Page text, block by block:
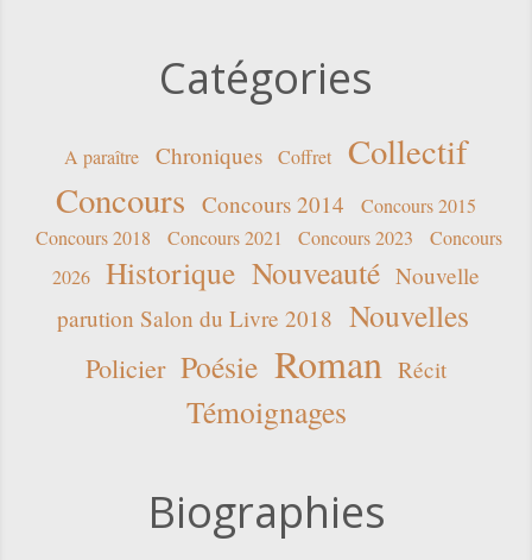
Catégories
A paraître Chroniques Coffret
Collectif
Concours Concours 2014
Concours 2015
Concours 2018
Concours 2021 Concours 2023
Concours
2026
Historique Nouveauté Nouvelle
parution Salon du Livre 2018 Nouvelles
Policier Poésie Roman Récit
Témoignages
Biographies